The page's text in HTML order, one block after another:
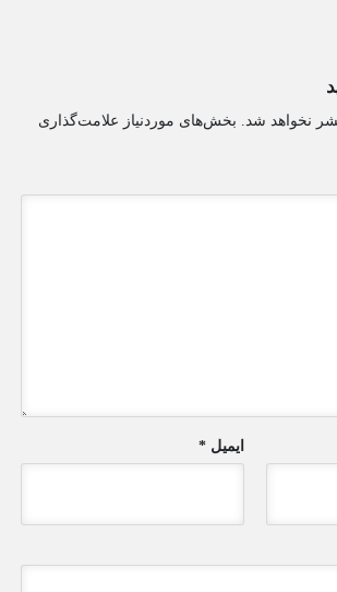
نخواهد شد. بخش‌های موردنیاز علامت‌گذاری
ایمیل*